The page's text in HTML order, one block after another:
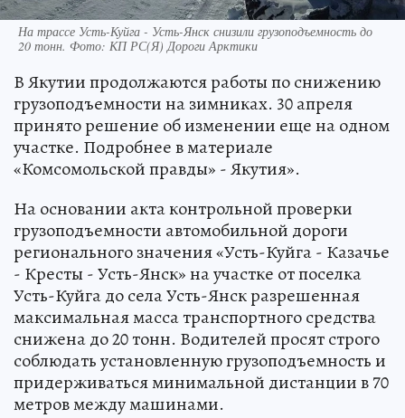
На трассе Усть-Куйга - Усть-Янск снизили грузоподъемность до
20 тонн. Фото: КП РС(Я) Дороги Арктики
В Якутии продолжаются работы по снижению
грузоподъемности на зимниках. 30 апреля
принято решение об изменении еще на одном
участке. Подробнее в материале
«Комсомольской правды» - Якутия».
На основании акта контрольной проверки
грузоподъемности автомобильной дороги
регионального значения «Усть-Куйга - Казачье
- Кресты - Усть-Янск» на участке от поселка
Усть-Куйга до села Усть-Янск разрешенная
максимальная масса транспортного средства
снижена до 20 тонн. Водителей просят строго
соблюдать установленную грузоподъемность и
придерживаться минимальной дистанции в 70
метров между машинами.